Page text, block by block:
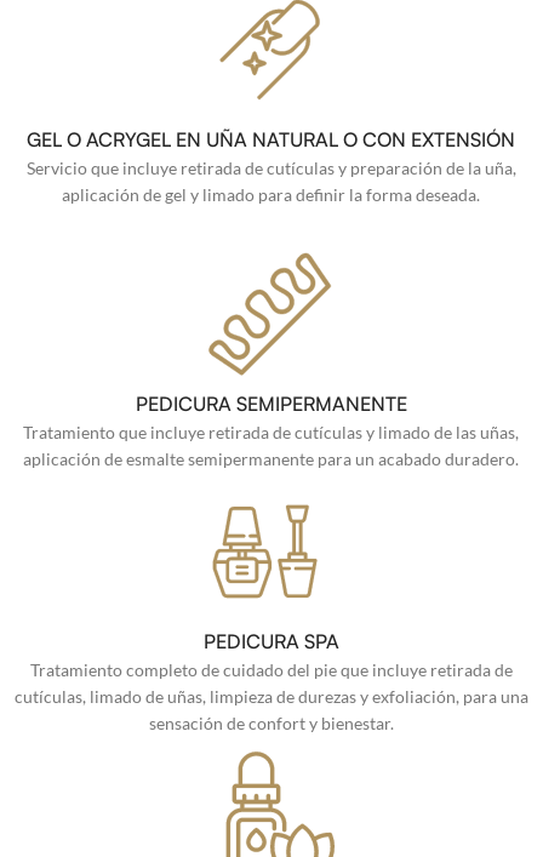
GEL O ACRYGEL EN UÑA NATURAL O CON EXTENSIÓN
Servicio que incluye retirada de cutículas y preparación de la uña,
aplicación de gel y limado para definir la forma deseada.
PEDICURA SEMIPERMANENTE
Tratamiento que incluye retirada de cutículas y limado de las uñas,
aplicación de esmalte semipermanente para un acabado duradero.
PEDICURA SPA
Tratamiento completo de cuidado del pie que incluye retirada de
cutículas, limado de uñas, limpieza de durezas y exfoliación, para una
sensación de confort y bienestar.